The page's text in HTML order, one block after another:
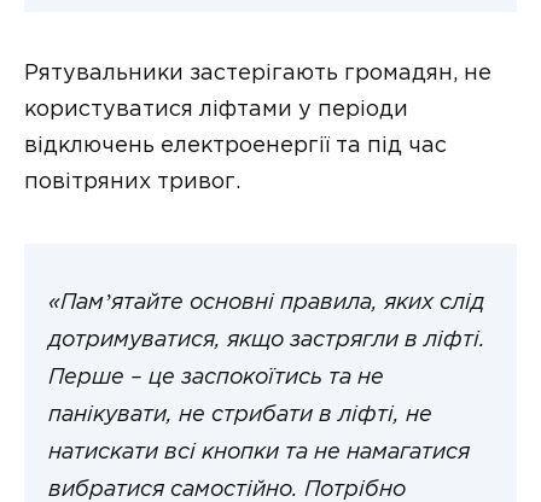
Рятувальники застерігають громадян, не
користуватися ліфтами у періоди
відключень електроенергії та під час
повітряних тривог.
«Памʼятайте основні правила, яких слід
дотримуватися, якщо застрягли в ліфті.
Перше – це заспокоїтись та не
панікувати, не стрибати в ліфті, не
натискати всі кнопки та не намагатися
вибратися самостійно. Потрібно